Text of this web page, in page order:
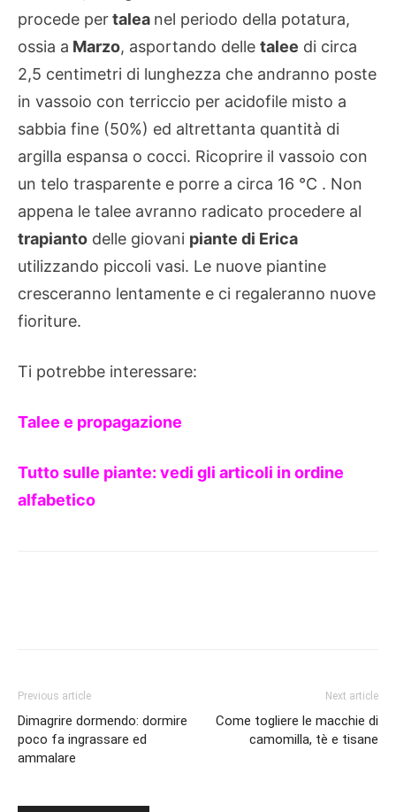
procede pertalea nel periodo della potatura,
ossia a Marzo, asportando delle talee di circa
2,5 centimetri di lunghezza che andranno poste
in vassoio con terriccio per acidofile misto a
sabbia fine (50%) ed altrettanta quantità di
argilla espansa o cocci. Ricoprire il vassoio con
un telo trasparente e porre a circa 16 °C . Non
appena le talee avranno radicato procedere al
trapianto delle giovani piante di Erica
utilizzando piccoli vasi. Le nuove piantine
cresceranno lentamente e ci regaleranno nuove
fioriture.
Ti potrebbe interessare:
Talee e propagazione
Tutto sulle piante: vedi gli articoli in ordine
alfabetico
Previous article
Dimagrire dormendo: dormire
poco fa ingrassare ed
ammalare
Next article
Come togliere le macchie di
camomilla, tè e tisane